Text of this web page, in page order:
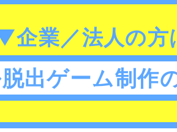
企業／法人の方
出ゲーム制作